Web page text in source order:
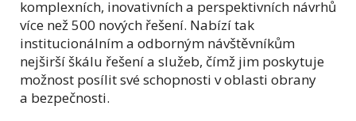
komplexních, inovativních a perspektivních návrhů
více než 500 nových řešení. Nabízí tak
institucionálním a odborným návštěvníkům
nejširší škálu řešení a služeb, čímž jim poskytuje
možnost posílit své schopnosti v oblasti obrany
a bezpečnosti.